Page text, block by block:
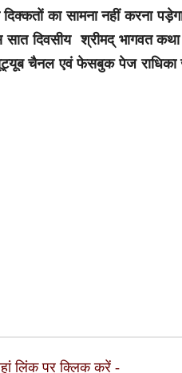
का सामना नहीं करना
दिवसीय श्रीमद् भागवत कथा
चैनल एवं फेसबुक पेज राधिका
लिंक पर क्लिक करें -